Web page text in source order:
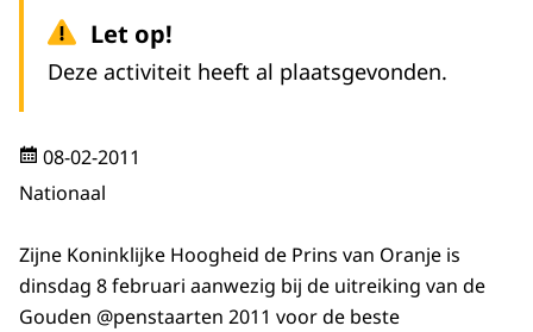
Let op!
Deze activiteit heeft al plaatsgevonden.
08-02-2011
Nationaal
Zijne Koninklijke Hoogheid de Prins van Oranje is
dinsdag 8 februari aanwezig bij de uitreiking van de
Gouden @penstaarten 2011 voor de beste